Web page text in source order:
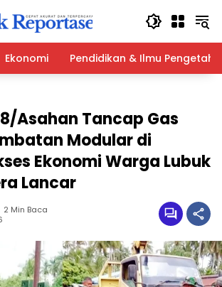
Ekonomi Pendidikan & Ilmu
Asahan Tancap Gas
Modular di
Ekonomi Warga Lubuk
Lancar
2 Min Baca